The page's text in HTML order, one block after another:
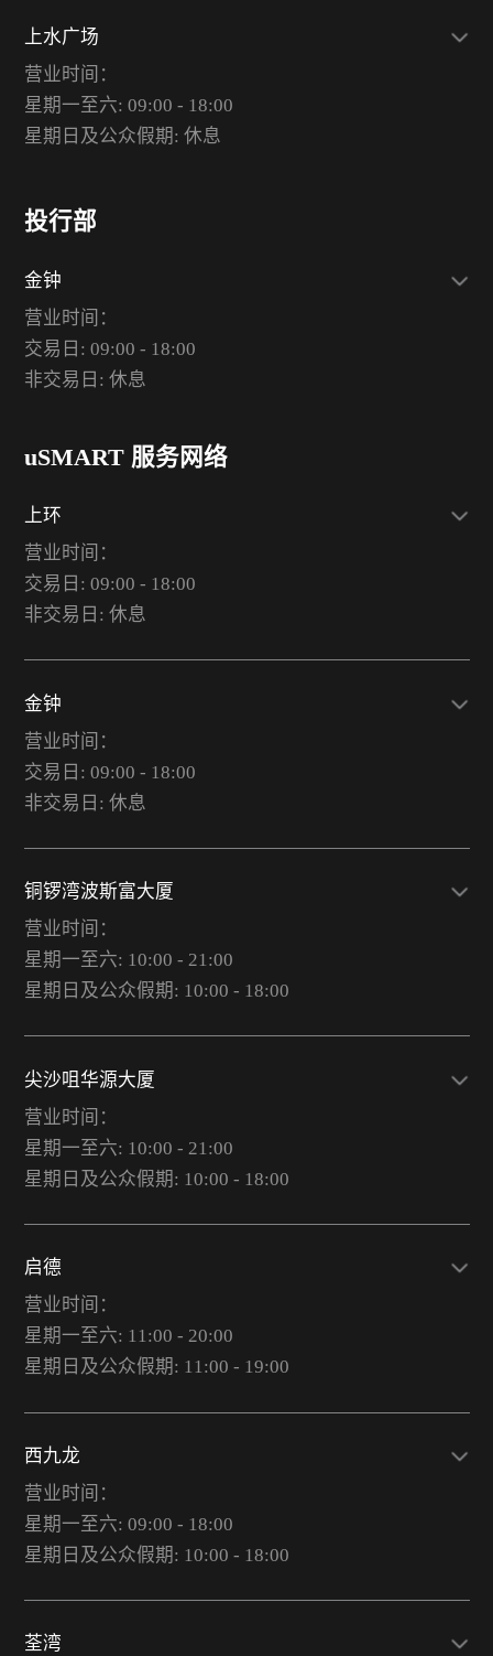
上水广场
营业时间：
星期一至六: 09:00 - 18:00
星期日及公众假期: 休息
投行部
金钟
营业时间：
交易日: 09:00 - 18:00
非交易日: 休息
uSMART 服务网络
上环
营业时间：
交易日: 09:00 - 18:00
非交易日: 休息
金钟
营业时间：
交易日: 09:00 - 18:00
非交易日: 休息
铜锣湾波斯富大厦
营业时间：
星期一至六: 10:00 - 21:00
星期日及公众假期: 10:00 - 18:00
尖沙咀华源大厦
营业时间：
星期一至六: 10:00 - 21:00
星期日及公众假期: 10:00 - 18:00
启德
营业时间：
星期一至六: 11:00 - 20:00
星期日及公众假期: 11:00 - 19:00
西九龙
营业时间：
星期一至六: 09:00 - 18:00
星期日及公众假期: 10:00 - 18:00
荃湾